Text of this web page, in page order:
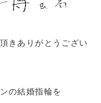
きありがとうござい
の結婚指輪を